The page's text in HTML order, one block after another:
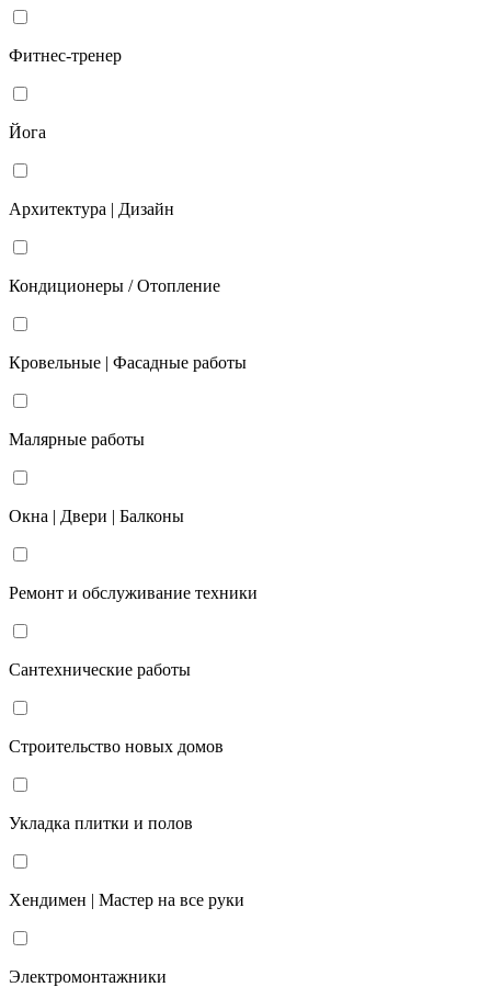
Фитнес-тренер
Йога
Архитектура | Дизайн
Кондиционеры / Отопление
Кровельные | Фасадные работы
Малярные работы
Окна | Двери | Балконы
Ремонт и обслуживание техники
Сантехнические работы
Строительство новых домов
Укладка плитки и полов
Хендимен | Мастер на все руки
Электромонтажники